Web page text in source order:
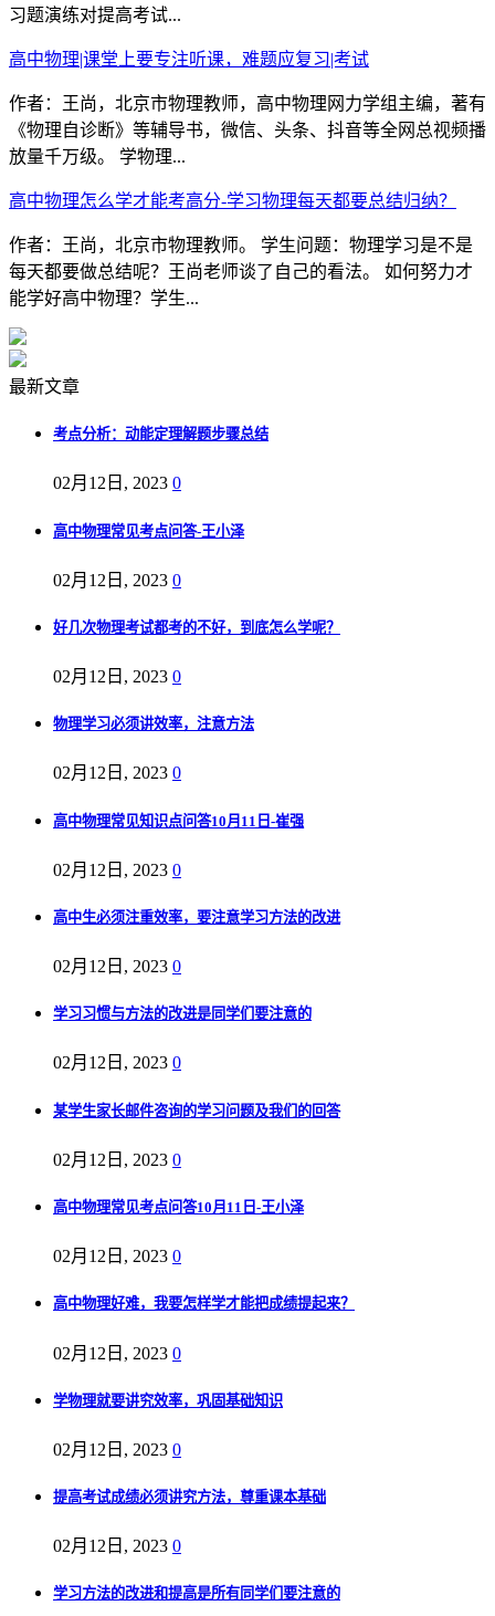
习题演练对提高考试...
高中物理|课堂上要专注听课，难题应复习|考试
作者：王尚，北京市物理教师，高中物理网力学组主编，著有
《物理自诊断》等辅导书，微信、头条、抖音等全网总视频播
放量千万级。 学物理...
高中物理怎么学才能考高分-学习物理每天都要总结归纳？
作者：王尚，北京市物理教师。 学生问题：物理学习是不是
每天都要做总结呢？王尚老师谈了自己的看法。 如何努力才
能学好高中物理？学生...
最新文章
考点分析：动能定理解题步骤总结
02月12日, 2023 0
高中物理常见考点问答-王小泽
02月12日, 2023 0
好几次物理考试都考的不好，到底怎么学呢？
02月12日, 2023 0
物理学习必须讲效率，注意方法
02月12日, 2023 0
高中物理常见知识点问答10月11日-崔强
02月12日, 2023 0
高中生必须注重效率，要注意学习方法的改进
02月12日, 2023 0
学习习惯与方法的改进是同学们要注意的
02月12日, 2023 0
某学生家长邮件咨询的学习问题及我们的回答
02月12日, 2023 0
高中物理常见考点问答10月11日-王小泽
02月12日, 2023 0
高中物理好难，我要怎样学才能把成绩提起来？
02月12日, 2023 0
学物理就要讲究效率，巩固基础知识
02月12日, 2023 0
提高考试成绩必须讲究方法，尊重课本基础
02月12日, 2023 0
学习方法的改进和提高是所有同学们要注意的